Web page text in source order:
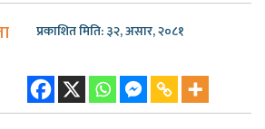
प्रकाशित मिति: ३२, असार, २०८१